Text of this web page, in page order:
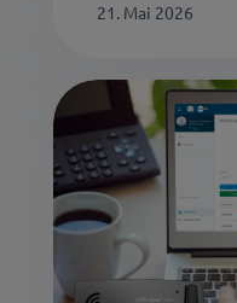
21. Mai 2026